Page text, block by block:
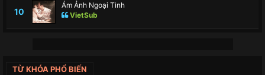
10
Ám Ảnh Ngoại Tình
VietSub
TỪ KHÓA PHỔ BIẾN